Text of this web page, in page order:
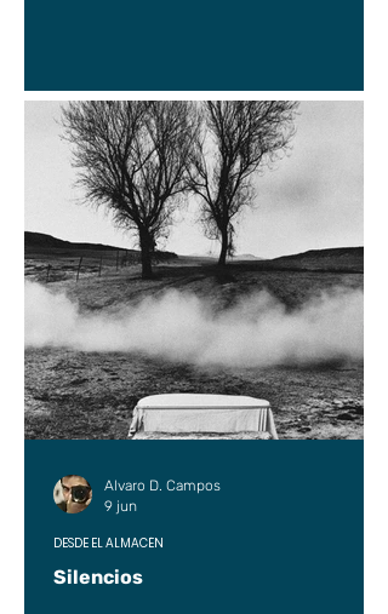
Silencios
DESDE EL ALMACÉN
Alvaro D. Campos
9 jun